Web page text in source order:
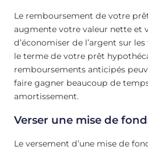
Le remboursement de votre
augmente votre valeur nette et
d’économiser de l’argent sur
le terme de votre prêt
remboursements anticipés
faire gagner beaucoup de
amortissement.
Verser une mise de
Le versement d’une mise de